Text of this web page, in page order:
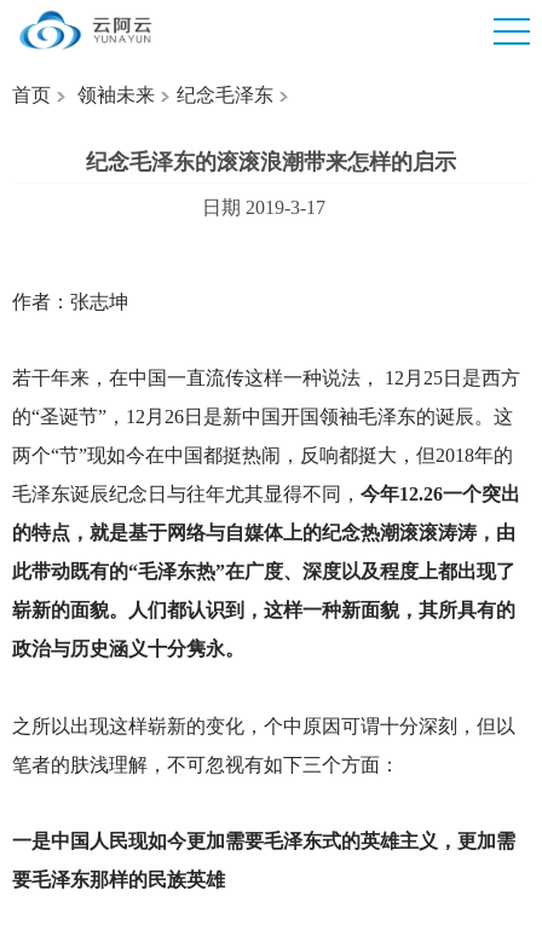
首页 领袖未来 纪念毛泽东
纪念毛泽东的滚滚浪潮带来怎样的启示
日期 2019-3-17
作者：张志坤
若干年来，在中国一直流传这样一种说法， 12月25日是西方
的“圣诞节”，12月26日是新中国开国领袖毛泽东的诞辰。这
两个“节”现如今在中国都挺热闹，反响都挺大，但2018年的
毛泽东诞辰纪念日与往年尤其显得不同， 今年12.26一个突出
的特点，就是基于网络与自媒体上的纪念热潮滚滚涛涛，由
此带动既有的“毛泽东热”在广度、深度以及程度上都出现了
崭新的面貌。人们都认识到，这样一种新面貌，其所具有的
政治与历史涵义十分隽永。
之所以出现这样崭新的变化，个中原因可谓十分深刻，但以
笔者的肤浅理解，不可忽视有如下三个方面：
一是中国人民现如今更加需要毛泽东式的英雄主义，更加需
要毛泽东那样的民族英雄